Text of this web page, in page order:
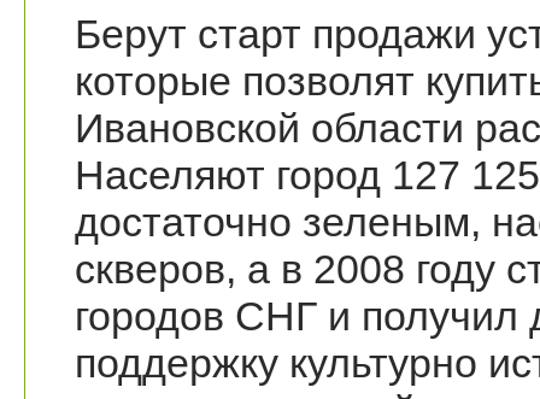
Берут старт продажи
которые позволят
Ивановской области
Населяют город 127
достаточно зеленым,
скверов, а в 2008 году
городов СНГ и получил
поддержку культурно